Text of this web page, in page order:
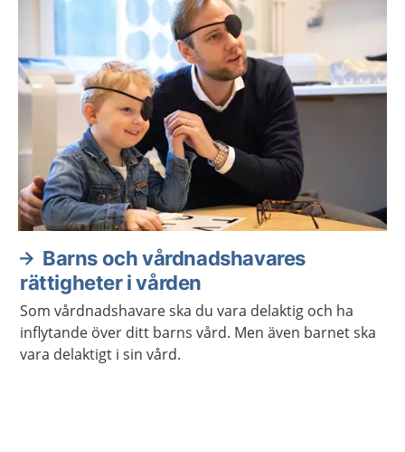
Barns och vårdnadshavares
rättigheter i vården
Som vårdnadshavare ska du vara delaktig och ha
inflytande över ditt barns vård. Men även barnet ska
vara delaktigt i sin vård.